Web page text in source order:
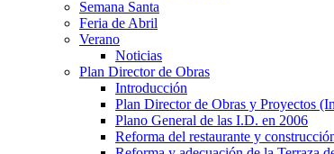
Semana Santa
Feria de Abril
Verano
Noticias
Plan Director de Obras
Introducción
Plan Director de Obras y Proyectos
Plano General de las I.D. en 2006
Reforma del restaurante y